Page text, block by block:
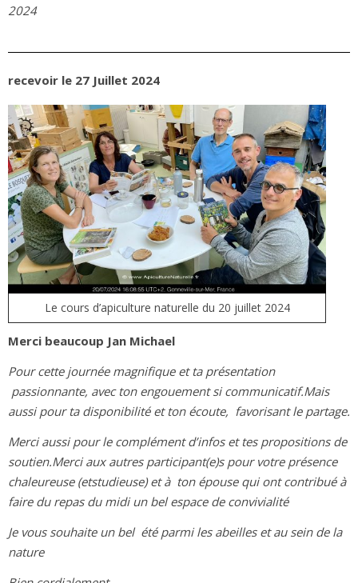
2024
recevoir le 27 Juillet 2024
Le cours d’apiculture naturelle du 20 juillet 2024
Merci beaucoup Jan Michael
Pour cette journée magnifique et ta présentation
passionnante, avec ton engouement si communicatif.Mais
aussi pour ta disponibilité et ton écoute, favorisant le partage.
Merci aussi pour le complément d’infos et tes propositions de
soutien.Merci aux autres participant(e)s pour votre présence
chaleureuse (etstudieuse) et à ton épouse qui ont contribué à
faire du repas du midi un bel espace de convivialité
Je vous souhaite un bel été parmi les abeilles et au sein de la
nature